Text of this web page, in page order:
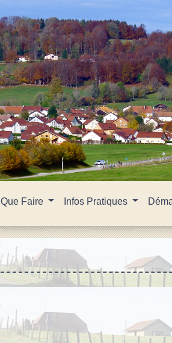
Que Faire Infos Pratiques